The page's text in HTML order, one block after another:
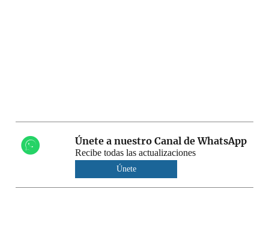
Únete a nuestro Canal de WhatsApp
Recibe todas las actualizaciones
Únete